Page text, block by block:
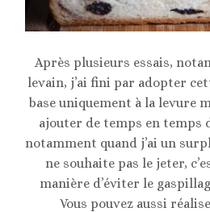
Après plusieurs essais,
levain, j’ai fini par adopter
base uniquement à la levure
ajouter de temps en temps
notamment quand j’ai un
ne souhaite pas le jeter,
manière d’éviter le
Vous pouvez aussi